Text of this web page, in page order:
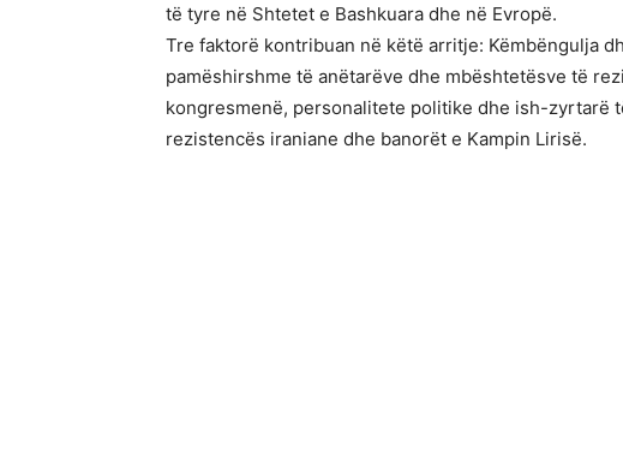
të tyre në Shtetet e Bashkuara dhe në Evropë.
Tre faktorë kontribuan në këtë arritje: Këmbëngulja
pamëshirshme të anëtarëve dhe mbështetësve të
kongresmenë, personalitete politike dhe ish-zyrtarë
rezistencës iraniane dhe banorët e Kampin Lirisë.